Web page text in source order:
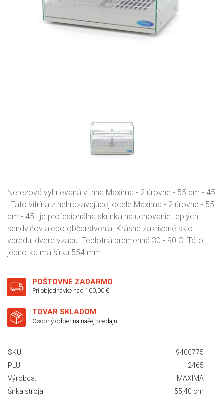
Nerezová vyhrievaná vitrína Maxima - 2 úrovne - 55 cm - 45
l Táto vitrína z nehrdzavejúcej ocele Maxima - 2 úrovne - 55
cm - 45 l je profesionálna skrinka na uchovanie teplých
sendvičov alebo občerstvenia. Krásne zakrivené sklo
vpredu, dvere vzadu. Teplotná premenná 30 - 90 C. Táto
jednotka má šírku 554 mm.
POŠTOVNÉ ZADARMO
Pri objednávke nad 100,00 €
TOVAR SKLADOM
Osobný odber na našej predajni
SKU:
9400775
PLU:
2465
Výrobca:
MAXIMA
Šírka stroja:
55,40 cm